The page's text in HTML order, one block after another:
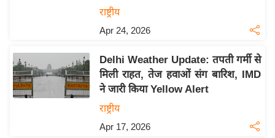
र
मि
सा
राष्ट्रीय
Apr 24, 2026
Delhi Weather Update: तपती गर्मी से
मिली राहत, तेज हवाओं संग बारिश, IMD
ने जारी किया Yellow Alert
राष्ट्रीय
Apr 17, 2026